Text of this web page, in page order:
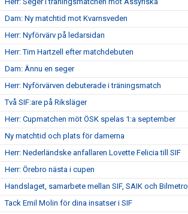
Dam: Ny matchtid mot Kvarnsveden
Herr: Nyförvärv på ledarsidan
Herr: Tim Hartzell efter matchdebuten
Dam: Ännu en seger
Herr: Nyförvärven debuterade i träningsmatch
Två SIF:are på Riksläger
Herr: Cupmatchen möt ÖSK spelas 1:a september
Ny matchtid och plats för damerna
Herr: Nederländske anfallaren Lovette Felicia till SIF
Herr: Örebro nästa i cupen
Handslaget, samarbete mellan SIF, SAIK och Bilmetro
Tack Emil Molin för dina insatser i SIF